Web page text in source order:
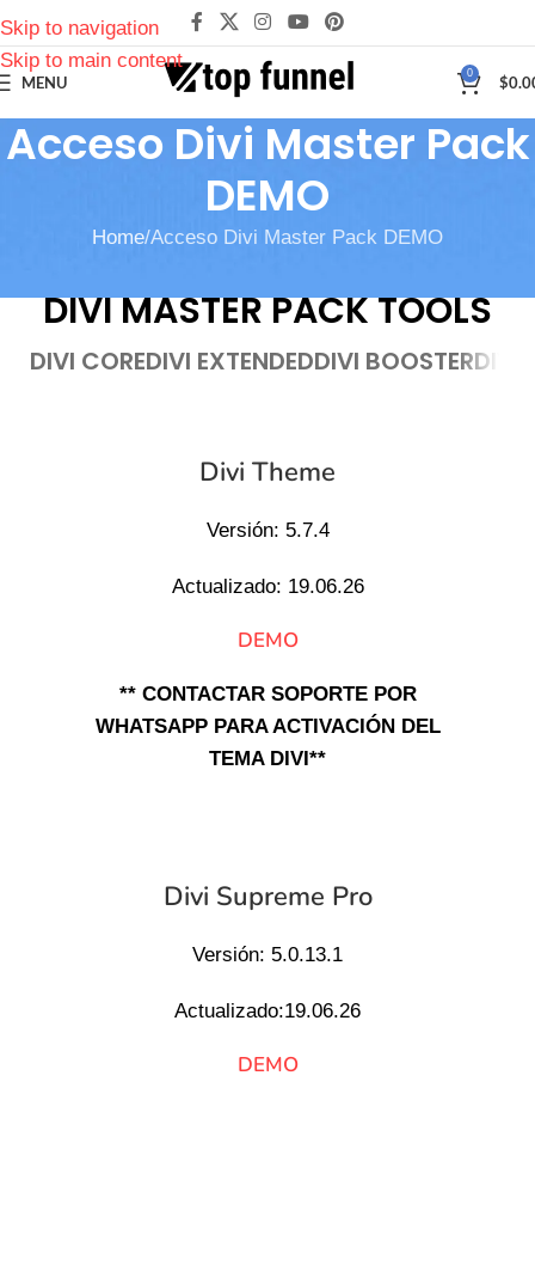
Skip to navigation
Skip to main content
MENU 0 $
Acceso Divi Master Pack
DEMO
Home Acceso Divi Master Pack DEMO
DIVI MASTER PACK TOOLS
DIVI COREDIVI EXTENDEDDIVI BOOSTER
Divi Theme
Versión: 5.7.4
Actualizado: 19.06.26
DEMO
** CONTACTAR SOPORTE POR
WHATSAPP PARA ACTIVACIÓN DEL
TEMA DIVI**
Divi Supreme Pro
Versión: 5.0.13.1
Actualizado:19.06.26
DEMO